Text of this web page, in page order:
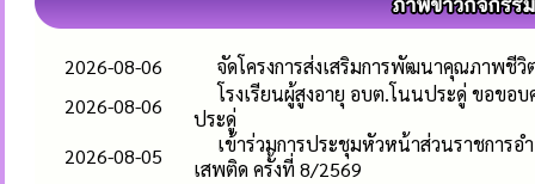
2026-08-06
จัดโครงการส่งเสริมการพัฒนาคุณภาพชี
2026-08-06
โรงเรียนผู้สูงอายุ อบต.โนนประดู่ ขอขอ
ประดู่
2026-08-05
เข้าร่วมการประชุมหัวหน้าส่วนราชการ
เสพติด ครั้งที่ 8/2569